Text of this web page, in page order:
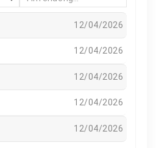
12/04/2026
12/04/2026
12/04/2026
12/04/2026
12/04/2026